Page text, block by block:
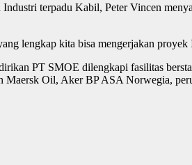
terpadu Kabil, Peter Vincen
lengkap kita bisa mengerjakan
PT SMOE dilengkapi fasilitas
Maersk Oil, Aker BP ASA Norwegia,